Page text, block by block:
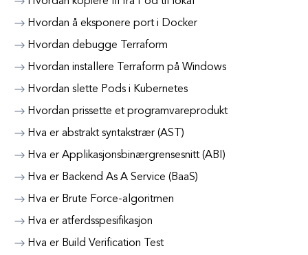
Hvordan å eksponere port i Docker
Hvordan debugge Terraform
Hvordan installere Terraform på Windows
Hvordan slette Pods i Kubernetes
Hvordan prissette et programvareprodukt
Hva er abstrakt syntakstrær (AST)
Hva er Applikasjonsbinærgrensesnitt (ABI)
Hva er Backend As A Service (BaaS)
Hva er Brute Force-algoritmen
Hva er atferdsspesifikasjon
Hva er Build Verification Test